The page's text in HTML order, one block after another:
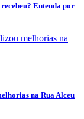
Entenda por
na Rua Alceu